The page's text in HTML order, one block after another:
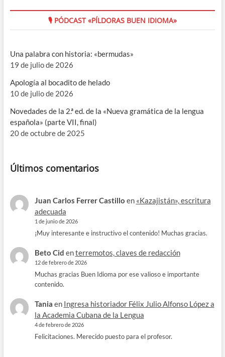
🎙 PÓDCAST «PÍLDORAS BUEN IDIOMA»
Una palabra con historia: «bermudas»
19 de julio de 2026
Apología al bocadito de helado
10 de julio de 2026
Novedades de la 2.ª ed. de la «Nueva gramática de la lengua
española» (parte VII, final)
20 de octubre de 2025
Últimos comentarios
Juan Carlos Ferrer Castillo en «Kazajistán», escritura
adecuada
1 de junio de 2026
¡Muy interesante e instructivo el contenido! Muchas gracias.
Beto Cid enterremotos, claves de redacción
12 de febrero de 2026
Muchas gracias Buen Idioma por ese valioso e importante
contenido.
Tania en Ingresa historiador Félix Julio Alfonso López a
la Academia Cubana de la Lengua
4 de febrero de 2026
Felicitaciones. Merecido puesto para el profesor.